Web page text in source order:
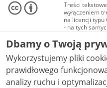
Treści
wyłączeniem
na licencji typu
- na tych
Materiały
audio i wideo,
Creative
niekomercyjne
NC-ND 4.0), o
Dbamy o Twoją
Wykorzystujemy pliki
prawidłowego
analizy ruchu i optymalizacji